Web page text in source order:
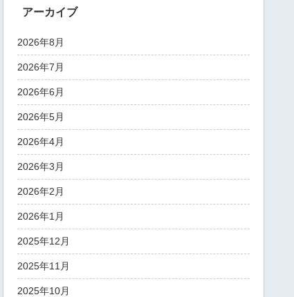
アーカイブ
2026年8月
2026年7月
2026年6月
2026年5月
2026年4月
2026年3月
2026年2月
2026年1月
2025年12月
2025年11月
2025年10月